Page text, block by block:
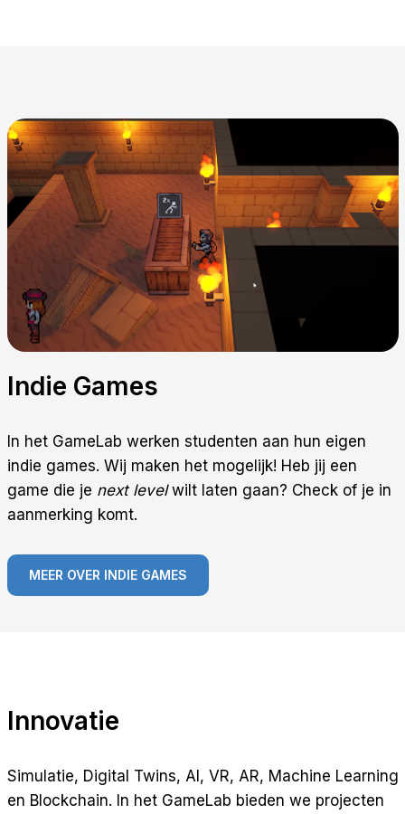
Indie Games
In het GameLab werken studenten aan hun eigen
indie games. Wij maken het mogelijk! Heb jij een
game die je next levelwilt laten gaan? Check of je in
aanmerking komt.
MEER OVER INDIE GAMES
Innovatie
Simulatie, Digital Twins, AI, VR, AR, Machine Learning
en Blockchain. In het GameLab bieden we projecten